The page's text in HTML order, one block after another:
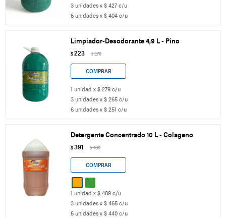
3 unidades x $ 427 c/u
6 unidades x $ 404 c/u
Limpiador-Desodorante 4,9 L - Pino
$223 $279
1 unidad x $ 279 c/u
3 unidades x $ 265 c/u
6 unidades x $ 251 c/u
Detergente Concentrado 10 L - Colageno
$391 $489
1 unidad x $ 489 c/u
3 unidades x $ 465 c/u
6 unidades x $ 440 c/u